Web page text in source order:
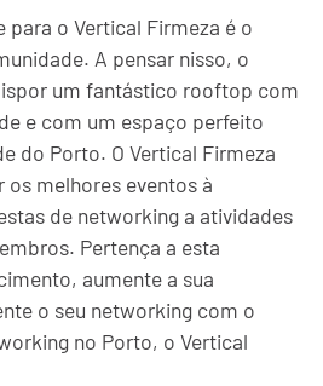
o Vertical Firmeza é o
A pensar nisso, o
um fantástico rooftop com
e com um espaço perfeito
do Porto. O Vertical Firmeza
melhores eventos à
de networking a atividades
Pertença a esta
aumente a sua
o seu networking com o
no Porto, o Vertical